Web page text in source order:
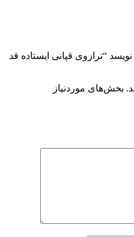
“ترازوی قپانی ایستاده قد
بخش‌های موردنیاز